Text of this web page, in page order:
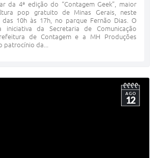
da 4ª edição do “Contagem Geek”, maior
pop gratuito de Minas Gerais, neste
das 10h às 17h, no parque Fernão Dias. O
iniciativa da Secretaria de Comunicação
de Contagem e a MH Produções
patrocínio da...
AGO
12